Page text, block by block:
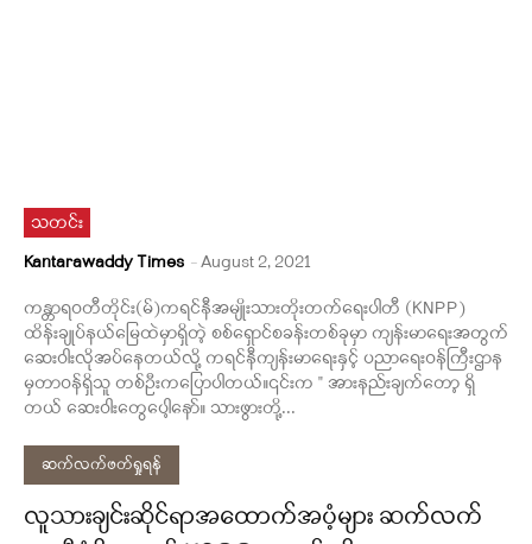
သတင်း
Kantarawaddy Times -August 2, 2021
ကန္တာရဝတီတိုင်း(မ်)ကရင်နီအမျိုးသားတိုးတက်ရေးပါတီ (KNPP)
ထိန်းချုပ်နယ်မြေထဲမှာရှိတဲ့ စစ်ရှောင်စခန်းတစ်ခုမှာ ကျန်းမာရေးအတွက်
ဆေးဝါးလိုအပ်​နေတယ်လို့ ကရင်နီကျန်းမာရေးနှင့် ပညာရေးဝန်ကြီးဌာန
မှတာဝန်ရှိသူ တစ်ဦးကပြောပါတယ်။၎င်းက " အားနည်းချက်တော့ ရှိ
တယ် ဆေးဝါးတွေပေါ့နော်။ သားဖွားတို့...
ဆက်လက်ဖတ်ရှုရန်
လူသားချင်းဆိုင်ရာအထောက်အပံ့များ ဆက်လက်